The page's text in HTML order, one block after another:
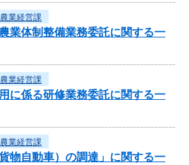
農業経営課
業体制整備業務委託に関する一
農業経営課
に係る研修業務委託に関する一
農業経営課
物自動車）の調達」に関する一